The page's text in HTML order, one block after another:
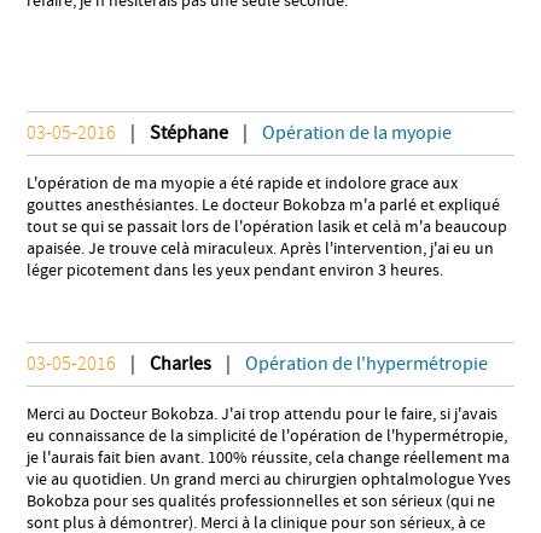
03-05-2016 |Stéphane |Opération de la myopie
L'opération de ma myopie a été rapide et indolore grace aux
gouttes anesthésiantes. Le docteur Bokobza m'a parlé et expliqué
tout se qui se passait lors de l'opération lasik et celà m'a beaucoup
apaisée. Je trouve celà miraculeux. Après l'intervention, j'ai eu un
léger picotement dans les yeux pendant environ 3 heures.
03-05-2016 |Charles |Opération de l'hypermétropie
Merci au Docteur Bokobza. J'ai trop attendu pour le faire, si j'avais
eu connaissance de la simplicité de l'opération de l'hypermétropie,
je l'aurais fait bien avant. 100% réussite, cela change réellement ma
vie au quotidien. Un grand merci au chirurgien ophtalmologue Yves
Bokobza pour ses qualités professionnelles et son sérieux (qui ne
sont plus à démontrer). Merci à la clinique pour son sérieux, à ce